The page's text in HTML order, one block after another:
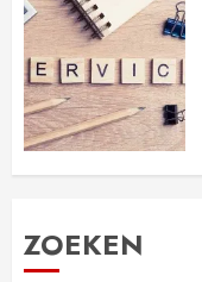
ZOEKEN